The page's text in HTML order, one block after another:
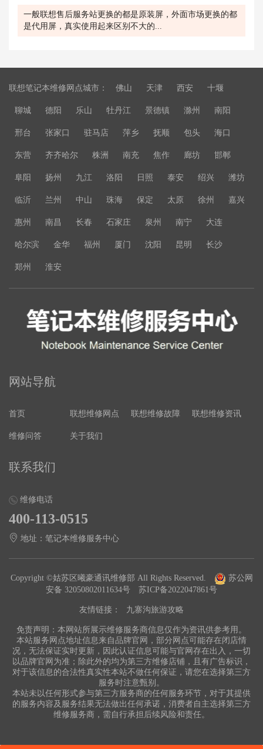
一般联想售后服务站更换的都是原装屏，外面市场更换的都
是代用屏，真实使用起来区别不大的...
联想笔记本维修网点城市： 佛山 天津 西安 十堰
聊城 德阳 乐山 牡丹江 景德镇 滁州 南阳
邢台 张家口 驻马店 萍乡 抚顺 包头 海口
东营 齐齐哈尔 株洲 南充 焦作 廊坊 邯郸
阜阳 扬州 九江 洛阳 日照 泰安 绍兴 潍坊
临沂 兰州 中山 珠海 保定 太原 徐州 嘉兴
惠州 南昌 长春 石家庄 泉州 南宁 大连
哈尔滨 金华 福州 厦门 沈阳 昆明 长沙
郑州 淮安
网站导航
首页 联想维修网点 联想维修故障 联想维修资讯
维修问答 关于我们
联系我们
维修电话
400-113-0515
地址：笔记本维修服务中心
Copyright ©姑苏区曦豪通讯维修部 All Rights Reserved.
苏公网
安备 32050802011634号
苏ICP备2022047861号
友情链接： 九寨沟旅游攻略
免责声明：本网站所展示维修服务商信息仅作为资讯供参考用。
本站服务网点地址信息来自品牌官网，部分网点可能存在闭店情
况，无法保证实时更新，因此认证信息可能与官网存在出入，一切
以品牌官网为准；除此外的均为第三方维修店铺，且有广告标识，
对于该信息的合法性真实性本站不做任何保证，请您在选择第三方
服务时注意甄别。
本站未以任何形式参与第三方服务商的任何服务环节，对于其提供
的服务内容及服务结果无法做出任何承诺，消费者自主选择第三方
维修服务商，需自行承担后续风险和责任。